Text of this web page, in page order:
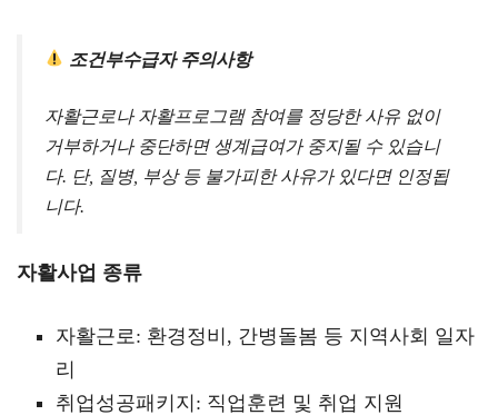
조건부수급자 주의사항
자활근로나 자활프로그램 참여를 정당한 사유 없이
거부하거나 중단하면 생계급여가 중지될 수 있습니
다. 단, 질병, 부상 등 불가피한 사유가 있다면 인정됩
니다.
자활사업 종류
자활근로: 환경정비, 간병돌봄 등 지역사회 일자
리
취업성공패키지: 직업훈련 및 취업 지원